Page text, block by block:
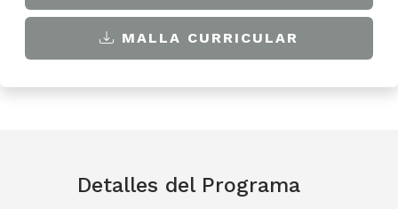
MALLA CURRICULAR
Detalles del Programa